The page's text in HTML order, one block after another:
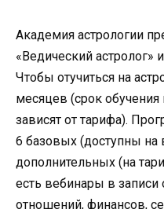
Академия астрологии
«Ведический астролог»
Чтобы отучиться на
месяцев (срок
зависят от тарифа).
6 базовых (доступны на
дополнительных (на
есть вебинары в
отношений, финансов,